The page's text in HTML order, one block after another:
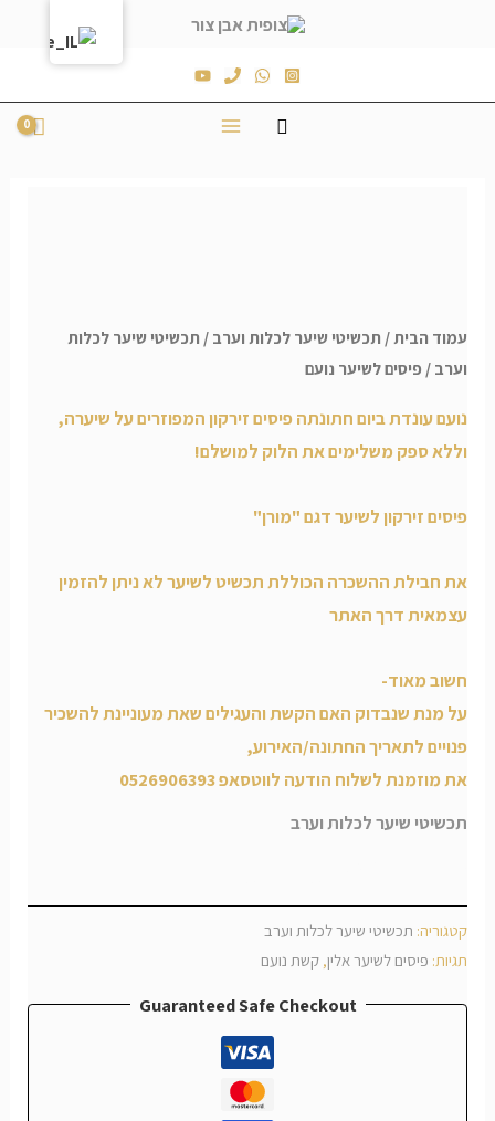
עמוד הבית/ תכשיטי שיער לכלות וערב / תכשיטי שיער לכלות
וערב / פיסים לשיער נועם
נועם עונדת ביום חתונתה פיסים זירקון המפוזרים על שיערה,
וללא ספק משלימים את הלוק למושלם!
פיסים זירקון לשיער דגם "מורן"
את חבילת ההשכרה הכוללת תכשיט לשיער לא ניתן להזמין
עצמאית דרך האתר
חשוב מאוד-
על מנת שנבדוק האם הקשת והעגילים שאת מעוניינת להשכיר
פנויים לתאריך החתונה/האירוע,
את מוזמנת לשלוח הודעה לווטסאפ 0526906393
תכשיטי שיער לכלות וערב
קטגוריה: תכשיטי שיער לכלות וערב
תגיות: פיסים לשיער אלין,קשת נועם
Guaranteed Safe Checkout